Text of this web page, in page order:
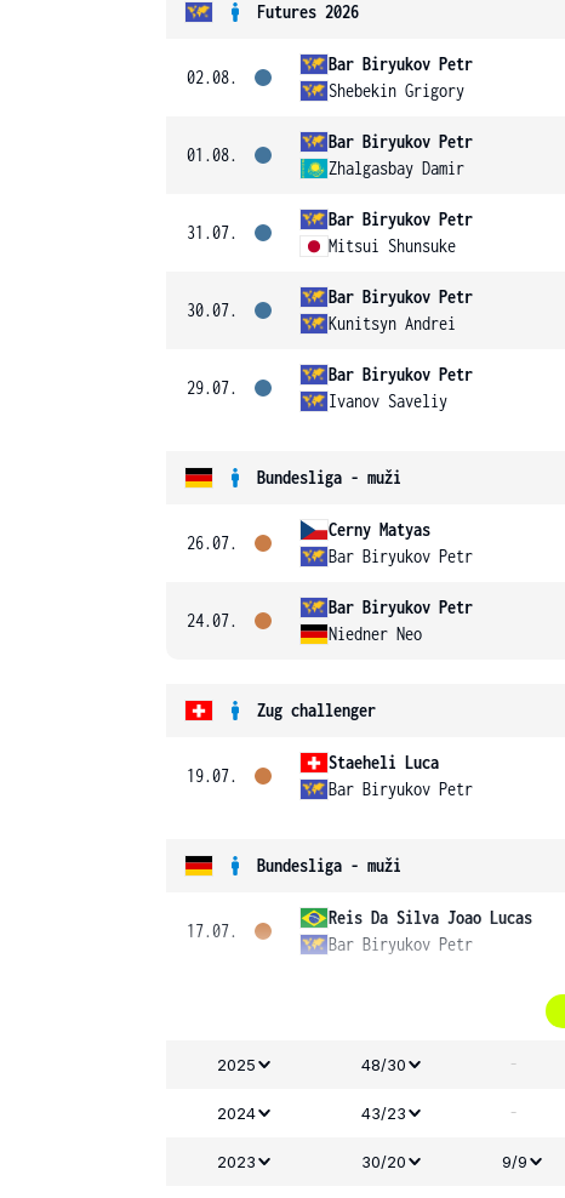
Futures 2026
02.08.
Bar Biryukov Petr
Shebekin Grigory
01.08.
Bar Biryukov Petr
Zhalgasbay Damir
31.07.
Bar Biryukov Petr
Mitsui Shunsuke
30.07.
Bar Biryukov Petr
Kunitsyn Andrei
29.07.
Bar Biryukov Petr
Ivanov Saveliy
Bundesliga - muži
26.07.
Cerny Matyas
Bar Biryukov Petr
24.07.
Bar Biryukov Petr
Niedner Neo
Zug challenger
19.07.
Staeheli Luca
Bar Biryukov Petr
Bundesliga - muži
17.07.
Reis Da Silva Joao Lucas
Bar Biryukov Petr
2025 48/30 -
2024 43/23 -
2023 30/20 9/9